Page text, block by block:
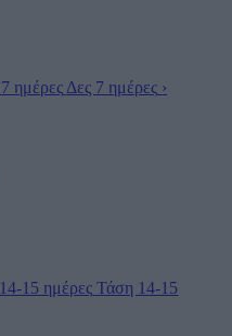
7 ημέρες Δες 7 ημέρες ›
14-15 ημέρες Τάση 14-15